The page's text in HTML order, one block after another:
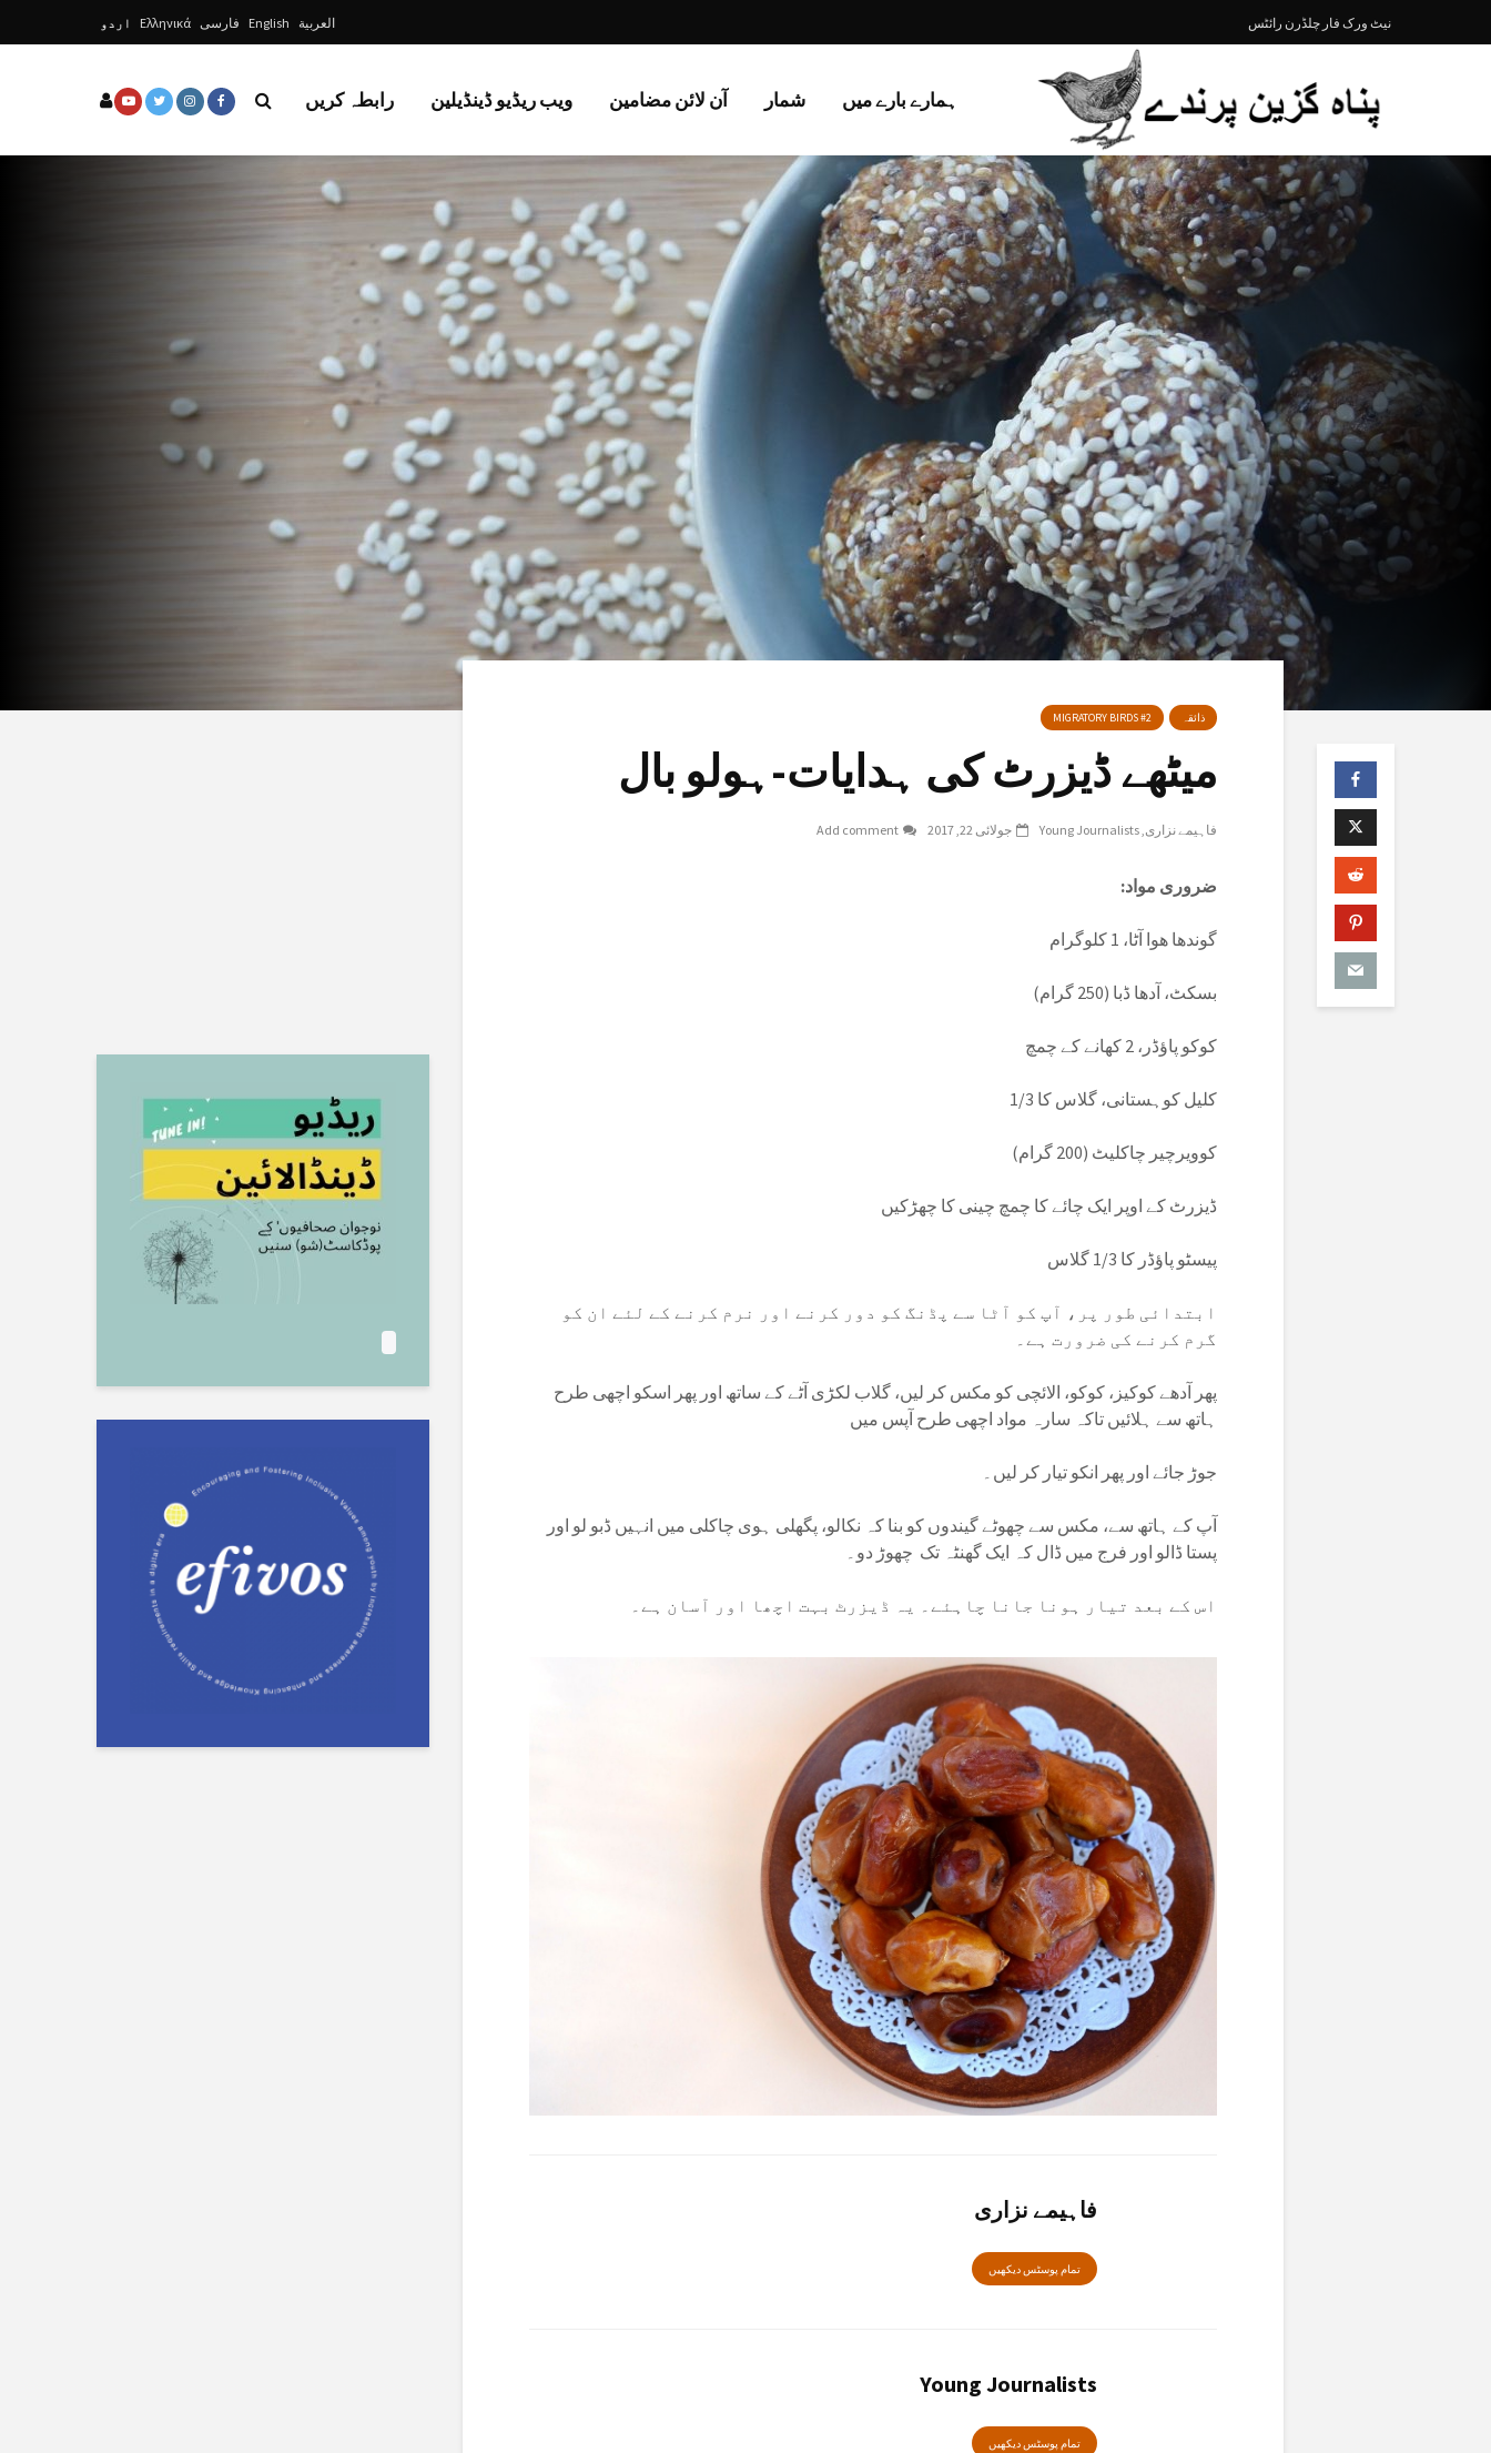
نیٹ ورک فار چلڈرن رائٹس العربية English فارسی Ελληνικά اردو
ہمارے بارے میں شمار آن لائن مضامین ویب ریڈیو ڈینڈیلین رابطہ کریں
ذائقہ MIGRATORY BIRDS #2
میٹھے ڈیزرٹ کی ہدایات-ہولو بال
فاہیمے نزاری Young Journalists جولائی 22, 2017 Add comment
ضروری مواد:
گوندها هوا آٹا، 1 کلوگرام
بسکٹ، آدھا ڈبا (250 گرام)
کوکو پاؤڈر، 2 کھانے کے چمچ
کلیل کوہستانی، گلاس کا 1/3
کوویرچیر چاکلیٹ (200 گرام)
ڈیزرٹ کے اوپر ایک چائے کا چمچ چینی کا چھڑکیں
پیسٹو پاؤڈر کا 1/3 گلاس
ابتدائی طور پر، آپ کو آٹا سے پڈنگ کو دور کرنے اور نرم کرنے کے لئے ان کو
گرم کرنے کی ضرورت ہے۔
پھر آدھے کوکیز، کوکو، الائچی کو مکس کر لیں، گلاب لکڑی آٹے کے ساتھ اور پھر اسکو اچھی طرح
ہاتھ سے ہلائیں تاکہ سارہ مواد اچھی طرح آپس میں
جوڑ جائے اور پھر انکو تیار کر لیں۔
آپ کے ہاتھ سے، مکس سے چھوٹے گیندوں کو بنا کہ نکالو، پگھلی ہوی چاکلی میں انہیں ڈبو لو اور
پستا ڈالو اور فرج میں ڈال کہ ایک گھنٹہ تک چھوڑ دو۔
اس کے بعد تیار ہونا جانا چاہئے۔ یہ ڈیزرٹ بہت اچھا اور آسان ہے۔
فاہیمے نزاری
تمام پوسٹس دیکھیں
Young Journalists
تمام پوسٹس دیکھیں